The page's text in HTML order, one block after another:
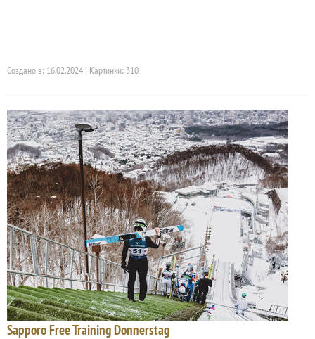
Создано в: 16.02.2024 | Картинки: 310
Sapporo Free Training Donnerstag